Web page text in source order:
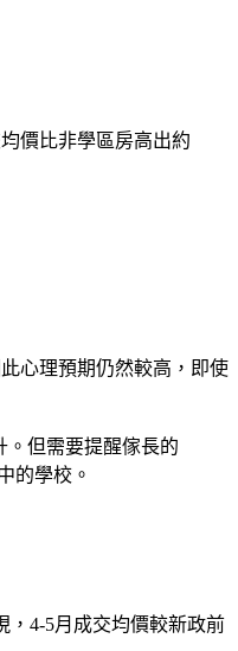
價比非學區房高出約
心理預期仍然較高，即使
但需要提醒傢長的
的學校。
4-5月成交均價較新政前